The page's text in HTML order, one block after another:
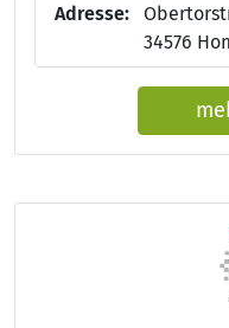
Adresse:
34576